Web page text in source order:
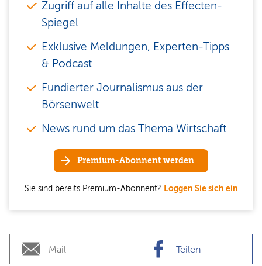
Zugriff auf alle Inhalte des Effecten-
Spiegel
Exklusive Meldungen, Experten-Tipps
& Podcast
Fundierter Journalismus aus der
Börsenwelt
News rund um das Thema Wirtschaft
Premium-Abonnent werden
Sie sind bereits Premium-Abonnent? Loggen Sie sich ein
Mail Teilen